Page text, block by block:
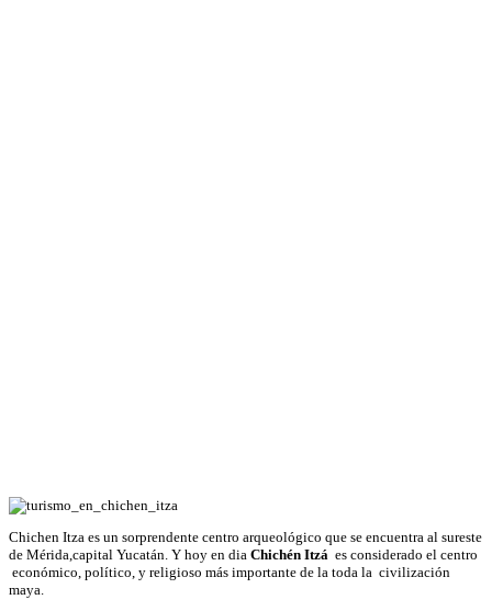
Chichen Itza es un sorprendente centro arqueológico que se encuentra al sureste
de Mérida,capital Yucatán. Y hoy en dia Chichén Itzá es considerado el centro
económico, político, y religioso más importante de la toda la civilización
maya.